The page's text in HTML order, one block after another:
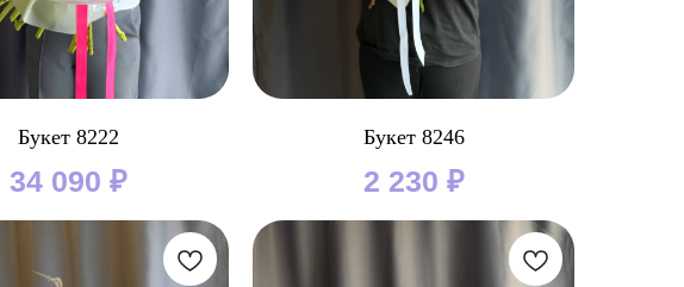
Букет 8222
34 090 ₽
Букет 8246
2 230 ₽